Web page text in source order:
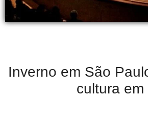
Inverno em São
cultura